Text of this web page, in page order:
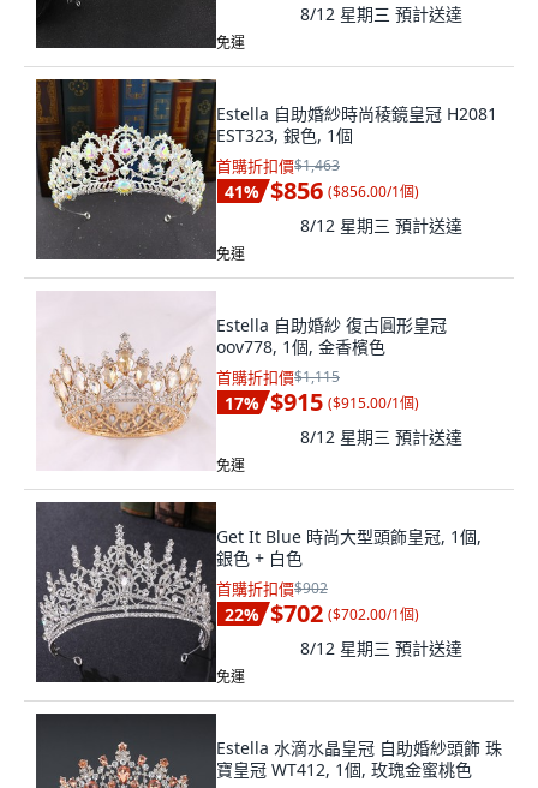
8/12 星期三 預計送達
免運
Estella 自助婚紗時尚稜鏡皇冠 H2081
EST323, 銀色, 1個
首購折扣價$1,463
41% $856 ($856.00/1個)
8/12 星期三 預計送達
免運
Estella 自助婚紗 復古圓形皇冠
oov778, 1個, 金香檳色
首購折扣價$1,115
17% $915 ($915.00/1個)
8/12 星期三 預計送達
免運
Get It Blue 時尚大型頭飾皇冠, 1個,
銀色 + 白色
首購折扣價$902
22% $702 ($702.00/1個)
8/12 星期三 預計送達
免運
Estella 水滴水晶皇冠 自助婚紗頭飾 珠
寶皇冠 WT412, 1個, 玫瑰金蜜桃色